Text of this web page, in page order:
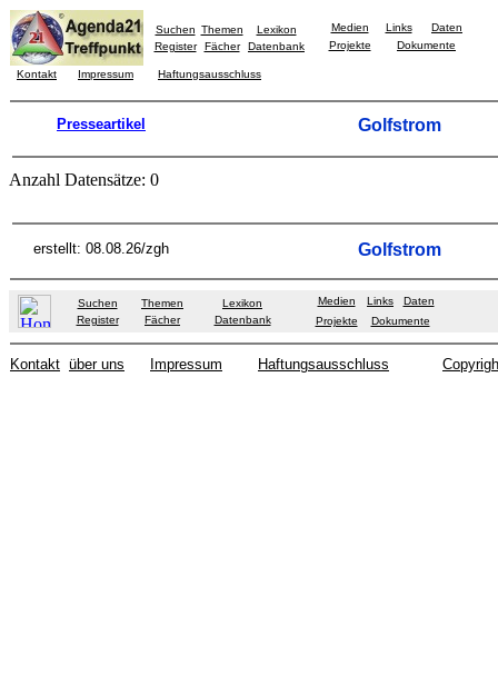
Suchen Themen
Lexikon
Register
Fächer Datenbank
Medien Links
Daten
Projekte
Dokumente
Kontakt Impressum Haftungsausschluss
Presseartikel Golfstrom
Anzahl Datensätze: 0
erstellt: 08.08.26/zgh Golfstrom
Suchen Themen
Lexikon
Register
Fächer Datenbank
Medien Links
Daten
Projekte
Dokumente
Kontakt über uns Impressum Haftungsausschluss